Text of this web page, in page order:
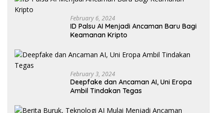
February 6, 2024
ID Palsu AI Menjadi Ancaman Baru Bagi
Keamanan Kripto
February 3, 2024
Deepfake dan Ancaman AI, Uni Eropa
Ambil Tindakan Tegas